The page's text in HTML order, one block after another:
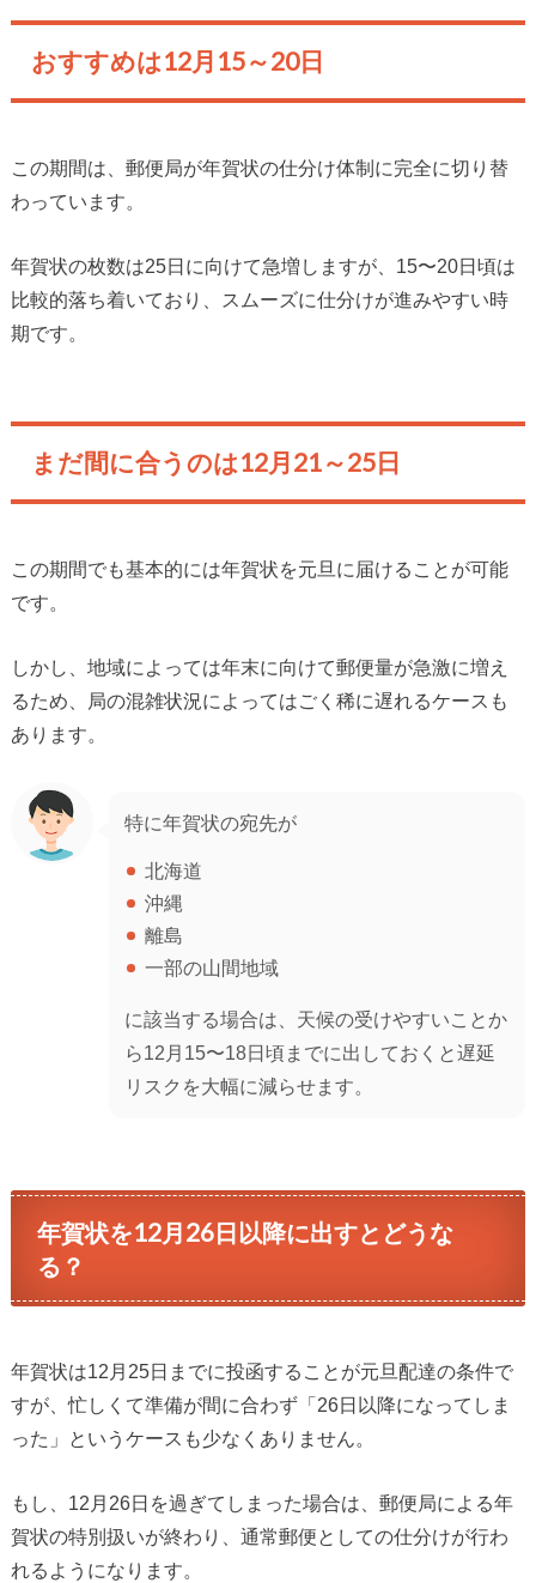
おすすめは12月15～20日
この期間は、郵便局が年賀状の仕分け体制に完全に切り替
わっています。
年賀状の枚数は25日に向けて急増しますが、15〜20日頃は
比較的落ち着いており、スムーズに仕分けが進みやすい時
期です。
まだ間に合うのは12月21～25日
この期間でも基本的には年賀状を元旦に届けることが可能
です。
しかし、地域によっては年末に向けて郵便量が急激に増え
るため、局の混雑状況によってはごく稀に遅れるケースも
あります。
特に年賀状の宛先が
北海道
沖縄
離島
一部の山間地域
に該当する場合は、天候の受けやすいことか
ら12月15〜18日頃までに出しておくと遅延
リスクを大幅に減らせます。
年賀状を12月26日以降に出すとどうな
る？
年賀状は12月25日までに投函することが元旦配達の条件で
すが、忙しくて準備が間に合わず「26日以降になってしま
った」というケースも少なくありません。
もし、12月26日を過ぎてしまった場合は、郵便局による年
賀状の特別扱いが終わり、通常郵便としての仕分けが行わ
れるようになります。